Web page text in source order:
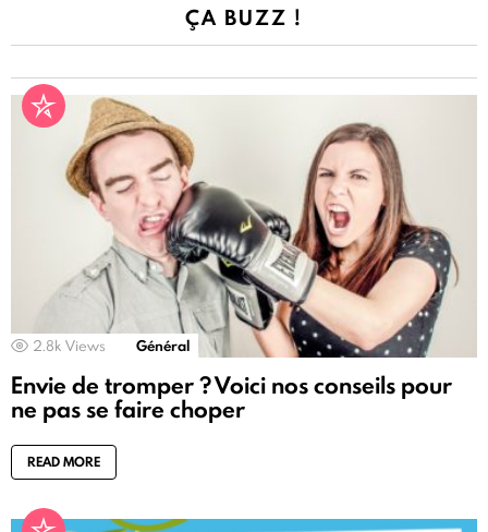
ÇA BUZZ !
2.8k Views Général
Envie de tromper ? Voici nos conseils pour
ne pas se faire choper
READ MORE